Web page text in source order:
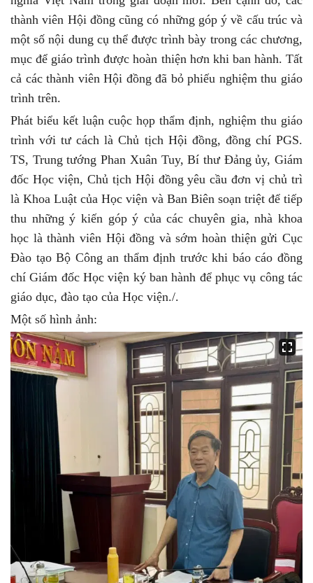
thành viên Hội đồng cũng có những góp ý về cấu trúc và
một số nội dung cụ thể được trình bày trong các chương,
mục để giáo trình được hoàn thiện hơn khi ban hành. Tất
cả các thành viên Hội đồng đã bỏ phiếu nghiệm thu giáo
trình trên.
Phát biểu kết luận cuộc họp thẩm định, nghiệm thu giáo
trình với tư cách là Chủ tịch Hội đồng, đồng chí PGS.
TS, Trung tướng Phan Xuân Tuy, Bí thư Đảng ủy, Giám
đốc Học viện, Chủ tịch Hội đồng yêu cầu đơn vị chủ trì
là Khoa Luật của Học viện và Ban Biên soạn triệt để tiếp
thu những ý kiến góp ý của các chuyên gia, nhà khoa
học là thành viên Hội đồng và sớm hoàn thiện gửi Cục
Đào tạo Bộ Công an thẩm định trước khi báo cáo đồng
chí Giám đốc Học viện ký ban hành để phục vụ công tác
giáo dục, đào tạo của Học viện./.
Một số hình ảnh: